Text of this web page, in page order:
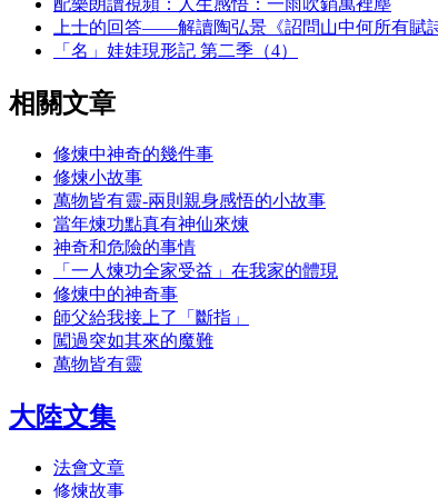
配樂朗讀視頻：人生感悟：一雨吹銷萬裡塵
上士的回答——解讀陶弘景《詔問山中何所有賦
「名」娃娃現形記 第二季（4）
相關文章
修煉中神奇的幾件事
修煉小故事
萬物皆有靈-兩則親身感悟的小故事
當年煉功點真有神仙來煉
神奇和危險的事情
「一人煉功全家受益」在我家的體現
修煉中的神奇事
師父給我接上了「斷指」
闖過突如其來的魔難
萬物皆有靈
大陸文集
法會文章
修煉故事